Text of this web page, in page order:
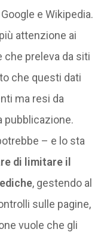
e Wikipedia.
attenzione ai
che preleva da siti
che questi dati
ma resi da
pubblicazione.
– e lo sta
di limitare il
, gestendo al
sulle pagine,
vuole che gli